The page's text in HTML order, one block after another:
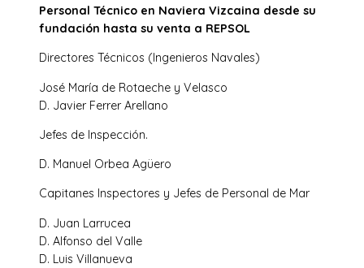
Personal Técnico en Naviera Vizcaina desde su
fundación hasta su venta a REPSOL
Directores Técnicos (Ingenieros Navales)
José María de Rotaeche y Velasco
D. Javier Ferrer Arellano
Jefes de Inspección.
D. Manuel Orbea Agüero
Capitanes Inspectores y Jefes de Personal de Mar
D. Juan Larrucea
D. Alfonso del Valle
D. Luis Villanueva